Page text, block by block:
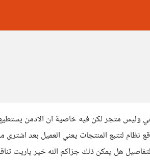
وليس متجر لكن فيه خاصية ان الادمن
لتتبع المنتجات يعني العميل بعد اشترى
هل يمكن ذلك جزاكم الله خير ياريت